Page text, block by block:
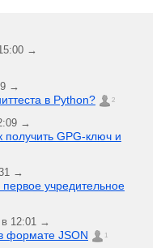
→
→
в Python? 2
→
получить GPG-ключ и
→
учредительное
в 12:01 →
формате JSON 1